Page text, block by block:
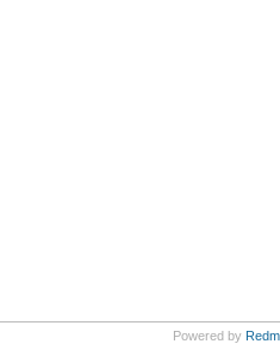
Powered by